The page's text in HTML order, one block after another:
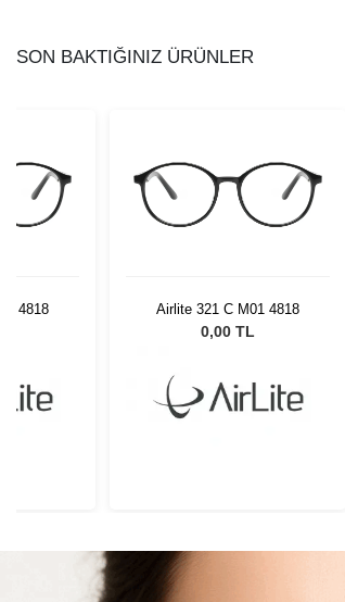
SON BAKTIĞINIZ ÜRÜNLER
4818 Airlite 321 C M01 4818
0,00 TL